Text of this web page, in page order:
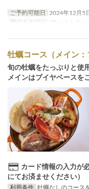
ご予約可能日 2024年12月5
席のカテゴリ
2F レストラン
牡蠣コース（メイン：
旬の牡蠣をたっぷりと使
メインはブイヤベースを
カード情報の入力が
にてお済ませください）
利用条件 牡蠣なしのコース